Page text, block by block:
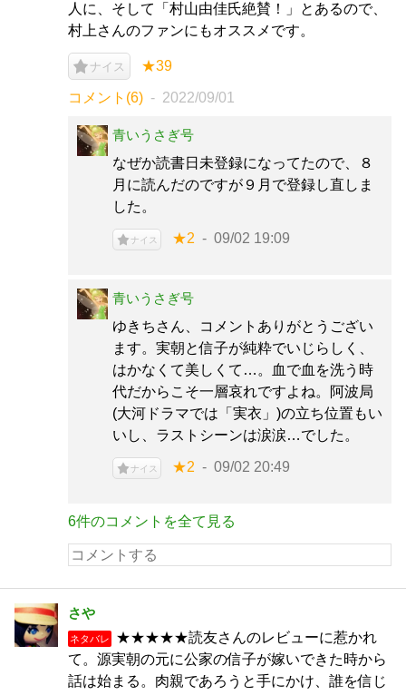
人に、そして「村山由佳氏絶賛！」とあるので、
村上さんのファンにもオススメです。
ナイス ★39
コメント(6) 2022/09/01
青いうさぎ号
なぜか読書日未登録になってたので、８
月に読んだのですが９月で登録し直しま
した。
ナイス ★2 09/02 19:09
青いうさぎ号
ゆきちさん、コメントありがとうござい
ます。実朝と信子が純粋でいじらしく、
はかなくて美しくて…。血で血を洗う時
代だからこそ一層哀れですよね。阿波局
(大河ドラマでは「実衣」)の立ち位置もい
いし、ラストシーンは涙涙…でした。
ナイス ★2 09/02 20:49
6件のコメントを全て見る
さや
ネタバレ
★★★★★読友さんのレビューに惹かれ
て。源実朝の元に公家の信子が嫁いできた時から
話は始まる。肉親であろうと手にかけ、誰を信じ